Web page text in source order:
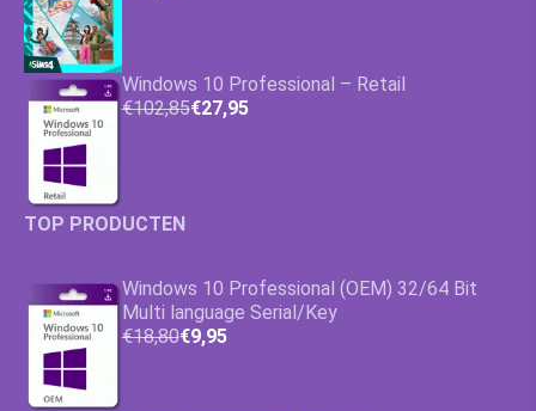
Windows 10 Professional – Retail
€102,85€27,95
TOP PRODUCTEN
Windows 10 Professional (OEM) 32/64 Bit
Multi language Serial/Key
€18,80€9,95